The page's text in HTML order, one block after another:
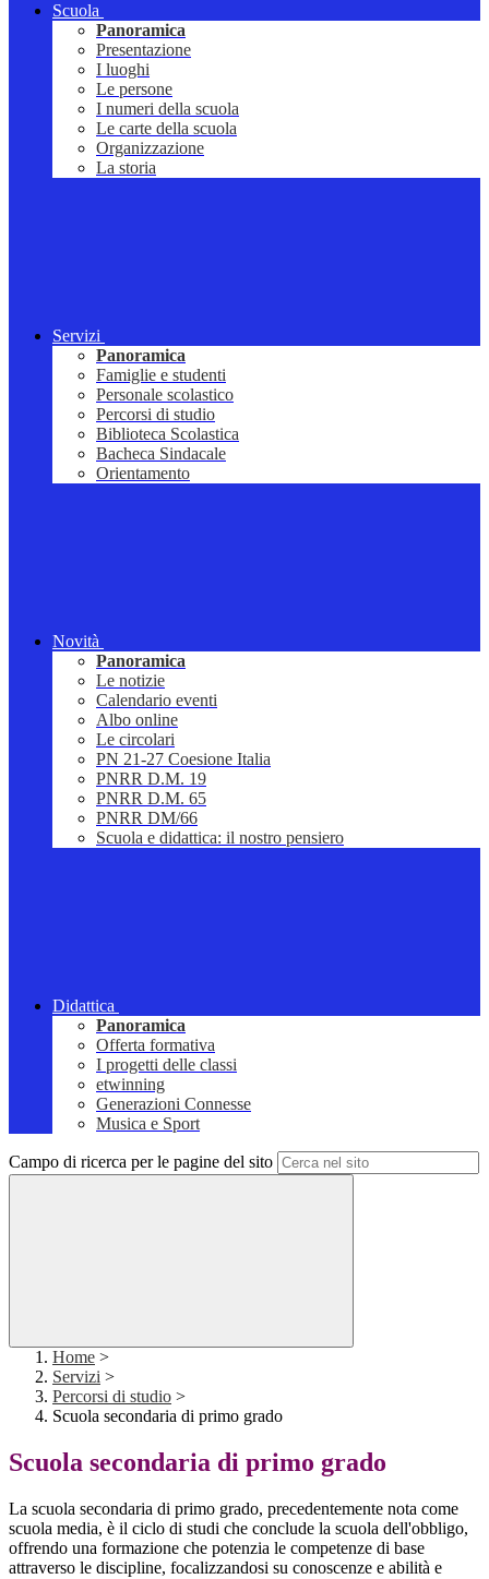
Scuola
Panoramica
Presentazione
I luoghi
Le persone
I numeri della scuola
Le carte della scuola
Organizzazione
La storia
Servizi
Panoramica
Famiglie e studenti
Personale scolastico
Percorsi di studio
Biblioteca Scolastica
Bacheca Sindacale
Orientamento
Novità
Panoramica
Le notizie
Calendario eventi
Albo online
Le circolari
PN 21-27 Coesione Italia
PNRR D.M. 19
PNRR D.M. 65
PNRR DM/66
Scuola e didattica: il nostro pensiero
Didattica
Panoramica
Offerta formativa
I progetti delle classi
etwinning
Generazioni Connesse
Musica e Sport
Campo di ricerca per le pagine del sito
Home >
Servizi >
Percorsi di studio >
Scuola secondaria di primo grado
Scuola secondaria di primo grado
La scuola secondaria di primo grado, precedentemente nota come
scuola media, è il ciclo di studi che conclude la scuola dell'obbligo,
offrendo una formazione che potenzia le competenze di base
attraverso le discipline, focalizzandosi su conoscenze e abilità e